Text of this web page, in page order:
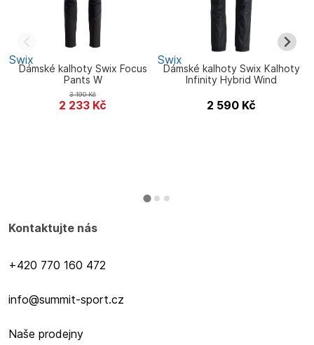
Swix
Dámské kalhoty Swix Focus
Pants W
2 233 Kč
3 190Kč
Swix
Dámské kalhoty Swix Kalhoty
Infinity Hybrid Wind
2 590 Kč
Kontaktujte nás
+420 770 160 472
info@summit-sport.cz
Naše prodejny